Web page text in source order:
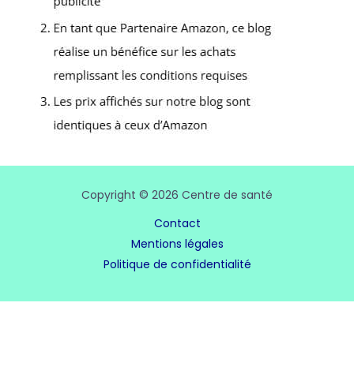
Copyright © 2026 Centre de santé
Contact
Mentions légales
Politique de confidentialité